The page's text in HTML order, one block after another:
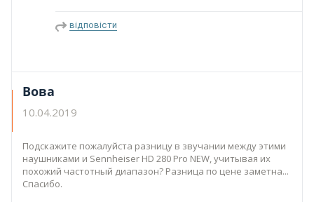
відповісти
Вова
10.04.2019
Подскажите пожалуйста разницу в звучании между этими
наушниками и Sennheiser HD 280 Pro NEW, учитывая их
похожий частотный диапазон? Разница по цене заметна...
Спасибо.